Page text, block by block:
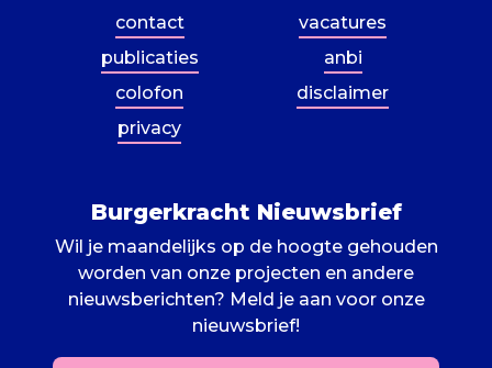
contact
vacatures
publicaties
anbi
colofon
disclaimer
privacy
Burgerkracht Nieuwsbrief
Wil je maandelijks op de hoogte gehouden
worden van onze projecten en andere
nieuwsberichten? Meld je aan voor onze
nieuwsbrief!